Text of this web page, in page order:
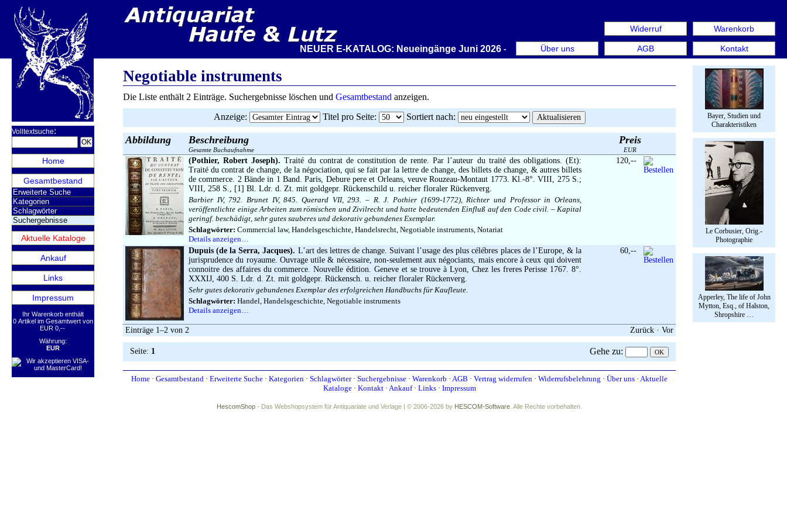
Warenkorb
Kontakt
Widerruf
AGB
Über uns
NEUER E-KATALOG: Neueingänge Juni 2026 – Wir stellen aus: Rare Book Week Berlin. Internationale
Volltextsuche:
Home
Gesamtbestand
Erweiterte Suche
Kategorien
Schlagwörter
Suchergebnisse
Aktuelle Kataloge
Ankauf
Links
Impressum
Ihr Warenkorb enthält
0 Artikel im Gesamtwert von
EUR 0,--
Währung:
EUR
Bayer, Studien und
Charakteristiken
Le Corbusier, Orig.-
Photographie
Apperley, The life of John
Mytton, Esq., of Halston,
Shropshire …
Negotiable instruments
Die Liste enthält 2 Einträge. Suchergebnisse löschen und Gesamtbestand anzeigen.
Anzeige: Titel pro Seite: Sortiert nach:
Abbildung Beschreibung
Gesamte Buchaufnahme
Preis
EUR
(Pothier, Robert Joseph). Traité du contrat de constitution de rente. Par l’auteur du traité des obligations. (Et):
Traité du contrat de change, de la négociation, qui se fait par la lettre de change, des billets de change, & autres billets
de commerce. 2 Bände in 1 Band. Paris, Debure pere et Orleans, veuve Rouzeau-Montaut 1773. Kl.-8°. VIII, 275 S.;
VIII, 258 S., [1] Bl. Ldr. d. Zt. mit goldgepr. Rückenschild u. reicher floraler Rückenverg.
Barbier IV, 792. Brunet IV, 845. Querard VII, 293. – R. J. Pothier (1699-1772), Richter und Professor in Orleans,
veröffentlichte einige Arbeiten zum römischen und Zivilrecht und hatte bedeutenden Einfluß auf den Code civil. – Kapital
geringf. beschädigt, sehr gutes sauberes und dekorativ gebundenes Exemplar.
Schlagwörter: Commercial law, Handelsgeschichte, Handelsrecht, Negotiable instruments, Notariat
Details anzeigen…
120,--
Dupuis (de la Serra, Jacques). L’art des lettres de change. Suivant l’usage des plus célébres places de l’Europe, & la
jurisprudence du royaume. Ouvrage utile & nécessaire, non-seulement aux négociants, mais encore à ceux qui doivent
connoitre des affaires du commerce. Nouvelle édition. Geneve et se trouve à Lyon, Chez les freres Perisse 1767. 8°.
XXXIJ, 400 S. Ldr. d. Zt. mit goldgepr. Rückensch. u. reicher floraler Rückenverg.
Sehr gutes dekorativ gebundenes Exemplar des erfolgreichen Handbuchs für Kaufleute.
Schlagwörter: Handel, Handelsgeschichte, Negotiable instruments
Details anzeigen…
60,--
Einträge 1–2 von 2 Zurück · Vor
Seite: 1 Gehe zu:
Home · Gesamtbestand · Erweiterte Suche · Kategorien · Schlagwörter· Suchergebnisse · Warenkorb · AGB · Vertrag widerrufen · Widerrufsbelehrung · Über uns · Aktuelle
Kataloge· Kontakt· Ankauf· Links· Impressum
HescomShop - Das Webshopsystem für Antiquariate und Verlage | © 2006-2026 by HESCOM-Software . Alle Rechte vorbehalten.